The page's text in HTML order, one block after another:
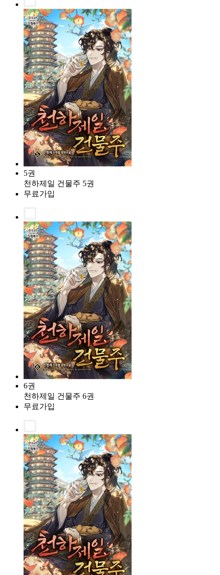
5권
천하제일 건물주 5권
무료가입
6권
천하제일 건물주 6권
무료가입